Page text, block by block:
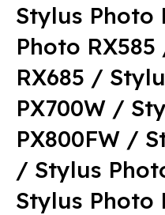
Stylus Photo
Photo
RX685 /
PX700W /
PX800FW /
/ Stylus
Stylus Photo